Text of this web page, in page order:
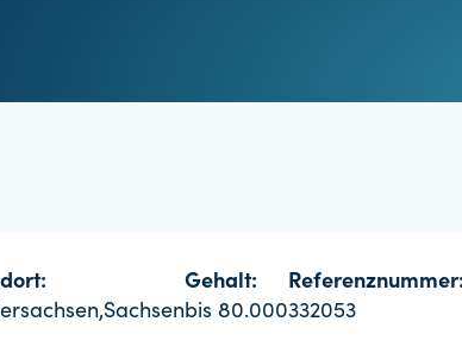
Gehalt:
bis 80.000332053